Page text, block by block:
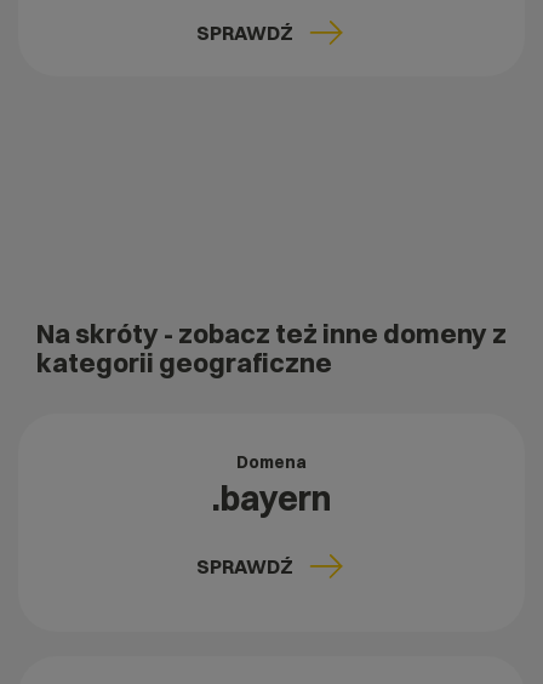
SPRAWDŹ
Na skróty - zobacz też inne domeny z
kategorii geograficzne
Domena
.bayern
SPRAWDŹ